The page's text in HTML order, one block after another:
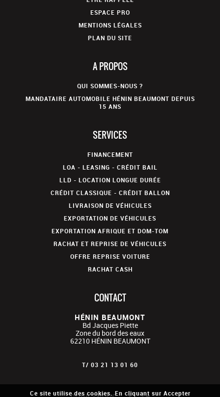
ESPACE PRO
MENTIONS LÉGALES
PLAN DU SITE
A PROPOS
QUI SOMMES-NOUS ?
MANDATAIRE AUTOMOBILE HÉNIN BEAUMONT DEPUIS
15 ANS
SERVICES
FINANCEMENT
LOA - LEASING - CRÉDIT BAIL
LLD - LOCATION LONGUE DURÉE
CRÉDIT CLASSIQUE - CRÉDIT BALLON
LIVRAISON DE VÉHICULES
EXPORTATION DE VÉHICULES
EXPORTATION AFRIQUE ET DOM-TOM
RACHAT ET REPRISE DE VÉHICULES
OFFRE REPRISE VOITURE
RACHAT CASH
CONTACT
HÉNIN BEAUMONT
Bd Jacques Piette
Zone du bord des eaux
62210 HÉNIN BEAUMONT
T/ 03 21 13 01 60
Ce site utilise des cookies. En cliquant sur Accepter